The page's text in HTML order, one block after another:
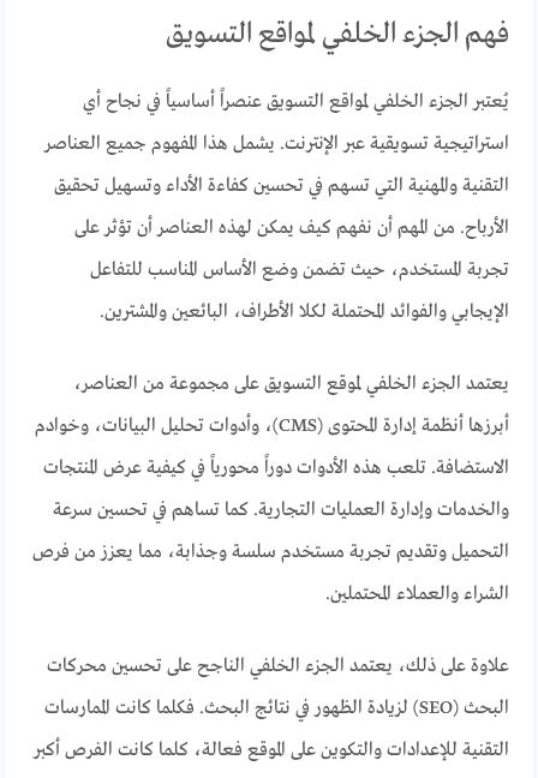
فهم الجزء الخلفي لمواقع التسويق
يُعتبر الجزء الخلفي لمواقع التسويق عنصراً أساسياً في نجاح أي
استراتيجية تسويقية عبر الإنترنت. يشمل هذا المفهوم جميع العناصر
التقنية والمهنية التي تسهم في تحسين كفاءة الأداء وتسهيل تحقيق
الأرباح. من المهم أن نفهم كيف يمكن لهذه العناصر أن تؤثر على
تجربة المستخدم، حيث تضمن وضع الأساس المناسب للتفاعل
الإيجابي والفوائد المحتملة لكلا الأطراف، البائعين والمشترين.
يعتمد الجزء الخلفي لموقع التسويق على مجموعة من العناصر،
أبرزها أنظمة إدارة المحتوى (CMS)، وأدوات تحليل البيانات، وخوادم
الاستضافة. تلعب هذه الأدوات دوراً محورياً في كيفية عرض المنتجات
والخدمات وإدارة العمليات التجارية. كما تساهم في تحسين سرعة
التحميل وتقديم تجربة مستخدم سلسة وجذابة، مما يعزز من فرص
الشراء والعملاء المحتملين.
علاوة على ذلك، يعتمد الجزء الخلفي الناجح على تحسين محركات
البحث (SEO) لزيادة الظهور في نتائج البحث. فكلما كانت الممارسات
التقنية للإعدادات والتكوين على الموقع فعالة، كلما كانت الفرص أكبر